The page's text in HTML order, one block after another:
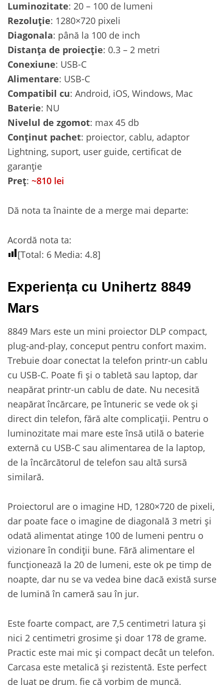
Luminozitate: 20 – 100 de lumeni
Rezoluție: 1280×720 pixeli
Diagonala: până la 100 de inch
Distanța de proiecție: 0.3 – 2 metri
Conexiune: USB-C
Alimentare: USB-C
Compatibil cu: Android, iOS, Windows, Mac
Baterie: NU
Nivelul de zgomot: max 45 db
Conținut pachet: proiector, cablu, adaptor
Lightning, suport, user guide, certificat de
garanție
Preț: ~810 lei
Dă nota ta înainte de a merge mai departe:
Acordă nota ta:
[Total: 6 Media: 4.8]
Experiența cu Unihertz 8849
Mars
8849 Mars este un mini proiector DLP compact,
plug-and-play, conceput pentru confort maxim.
Trebuie doar conectat la telefon printr-un cablu
cu USB-C. Poate fi și o tabletă sau laptop, dar
neapărat printr-un cablu de date. Nu necesită
neapărat încărcare, pe întuneric se vede ok și
direct din telefon, fără alte complicații. Pentru o
luminozitate mai mare este însă utilă o baterie
externă cu USB-C sau alimentarea de la laptop,
de la încărcătorul de telefon sau altă sursă
similară.
Proiectorul are o imagine HD, 1280×720 de pixeli,
dar poate face o imagine de diagonală 3 metri și
odată alimentat atinge 100 de lumeni pentru o
vizionare în condiții bune. Fără alimentare el
funcționează la 20 de lumeni, este ok pe timp de
noapte, dar nu se va vedea bine dacă există surse
de lumină în cameră sau în jur.
Este foarte compact, are 7,5 centimetri latura și
nici 2 centimetri grosime și doar 178 de grame.
Practic este mai mic și compact decât un telefon.
Carcasa este metalică și rezistentă. Este perfect
de luat pe drum, fie că vorbim de muncă,